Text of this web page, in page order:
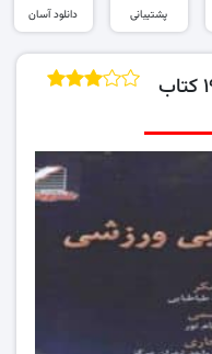
پشتیبانی دانلود آسان
پاورپوینت فصل ۱۶، ۱۷، ۱۸، ۱۹ کتاب